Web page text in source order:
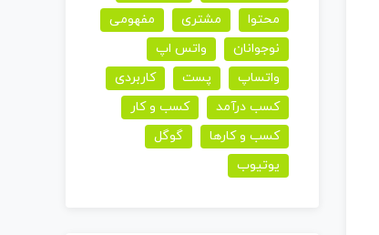
محتوا
مشتری
مفهومی
نوجوانان
واتس اپ
واتساپ
پست
کاربردی
کسب درآمد
کسب و کار
کسب و کارها
گوگل
یوتیوب